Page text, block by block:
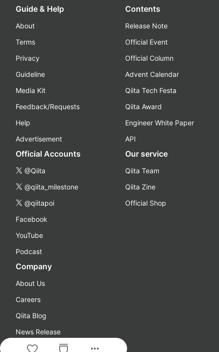
more_horiz
Guide & Help
About
Terms
Privacy
Guideline
Media Kit
Feedback/Requests
Help
Advertisement
Contents
Release Note
Official Event
Official Column
Advent Calendar
Qiita Tech Festa
Qiita Award
Engineer White Paper
API
Official Accounts
@Qiita
@qiita_milestone
@qiitapoi
Facebook
YouTube
Podcast
Our service
Qiita Team
Qiita Zine
Official Shop
Company
About Us
Careers
Qiita Blog
News Release